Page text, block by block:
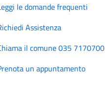
le domande frequenti
Assistenza
il comune 035 7170700
un appuntamento